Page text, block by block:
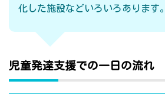
化した施設などいろいろあります。
児童発達支援での一日の流れ